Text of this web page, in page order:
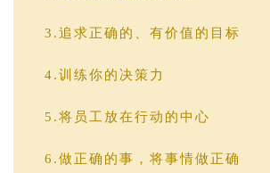
3.追求正确的、有价值的目标
4.训练你的决策力
5.将员工放在行动的中心
6.做正确的事，将事情做正确